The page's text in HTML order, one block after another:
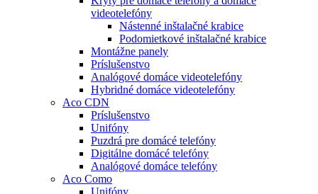
videotelefóny
Nástenné inštalačné krabice
Podomietkové inštalačné krabice
Montážne panely
Príslušenstvo
Analógové domáce videotelefóny
Hybridné domáce videotelefóny
Aco CDN
Príslušenstvo
Unifóny
Puzdrá pre domácé telefóny
Digitálne domácé telefóny
Analógové domáce telefóny
Aco Como